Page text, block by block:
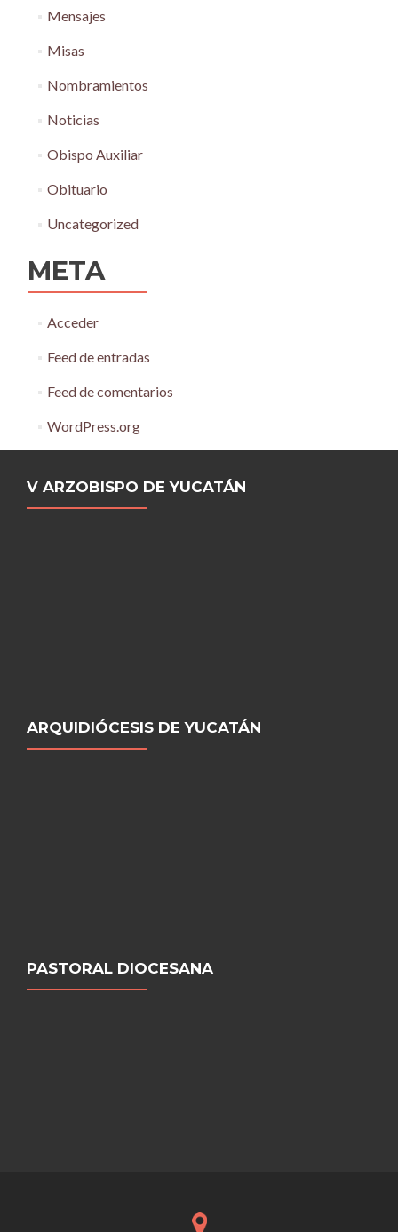
Mensajes
Misas
Nombramientos
Noticias
Obispo Auxiliar
Obituario
Uncategorized
META
Acceder
Feed de entradas
Feed de comentarios
WordPress.org
V ARZOBISPO DE YUCATÁN
ARQUIDIÓCESIS DE YUCATÁN
PASTORAL DIOCESANA